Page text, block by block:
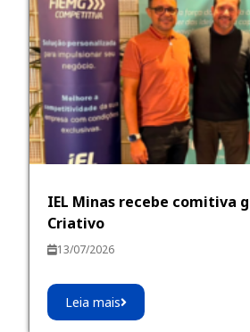
IEL Minas recebe comitiva
Criativo
13/07/2026
Leia mais